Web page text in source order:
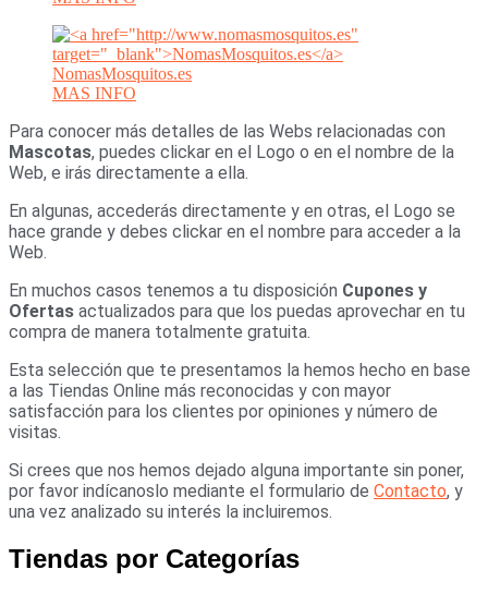
NomasMosquitos.es
MAS INFO
Para conocer más detalles de las Webs relacionadas con
Mascotas, puedes clickar en el Logo o en el nombre de la
Web, e irás directamente a ella.
En algunas, accederás directamente y en otras, el Logo se
hace grande y debes clickar en el nombre para acceder a la
Web.
En muchos casos tenemos a tu disposición Cupones y
Ofertas actualizados para que los puedas aprovechar en tu
compra de manera totalmente gratuita.
Esta selección que te presentamos la hemos hecho en base
a las Tiendas Online más reconocidas y con mayor
satisfacción para los clientes por opiniones y número de
visitas.
Si crees que nos hemos dejado alguna importante sin poner,
por favor indícanoslo mediante el formulario de Contacto, y
una vez analizado su interés la incluiremos.
Tiendas por Categorías